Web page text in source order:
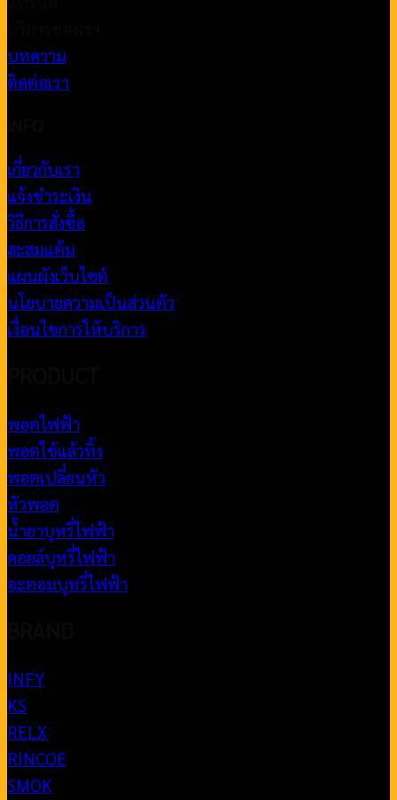
บทความ
ติดต่อเรา
เกี่ยวกับเรา
แจ้งชำระเงิน
วิธีการสั่งซื้อ
สะสมแต้ม
แผนผังเว็บไซต์
นโยบายความเป็นส่วนตัว
เงื่อนไขการให้บริการ
พอตไฟฟ้า
พอตใช้แล้วทิ้ง
พอตเปลี่ยนหัว
หัวพอต
น้ำยาบุหรี่ไฟฟ้า
คอยล์บุหรี่ไฟฟ้า
อะตอมบุหรี่ไฟฟ้า
INFY
KS
RELX
RINCOE
SMOK